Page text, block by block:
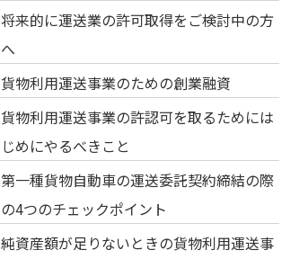
将来的に運送業の許可取得をご検討中の方
へ
貨物利用運送事業のための創業融資
貨物利用運送事業の許認可を取るためには
じめにやるべきこと
第一種貨物自動車の運送委託契約締結の際
の4つのチェックポイント
純資産額が足りないときの貨物利用運送事